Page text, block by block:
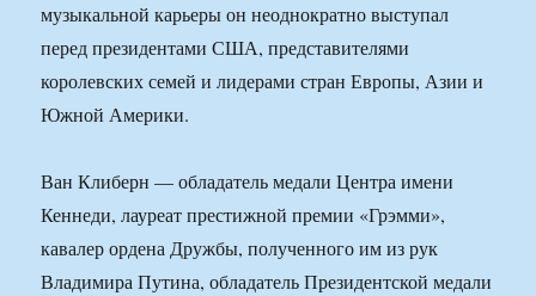
музыкальной карьеры он неоднократно выступал
перед президентами США, представителями
королевских семей и лидерами стран Европы, Азии и
Южной Америки.
Ван Клиберн — обладатель медали Центра имени
Кеннеди, лауреат престижной премии «Грэмми»,
кавалер ордена Дружбы, полученного им из рук
Владимира Путина, обладатель Президентской медали